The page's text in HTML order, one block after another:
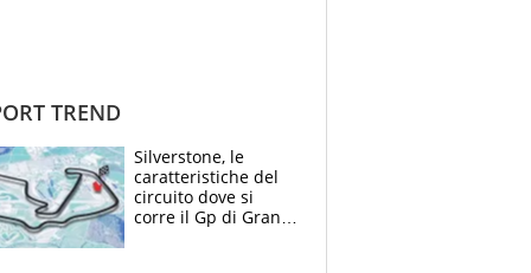
TREND
Silverstone, le
caratteristiche del
circuito dove si
corre il Gp di Gran